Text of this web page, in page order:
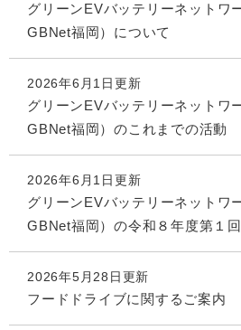
グリーンEVバッテリーネットワ
GBNet福岡）について
2026年6月1日更新
グリーンEVバッテリーネットワ
GBNet福岡）のこれまでの活動
2026年6月1日更新
グリーンEVバッテリーネットワ
GBNet福岡）の令和８年度第１
2026年5月28日更新
フードドライブに関するご案内